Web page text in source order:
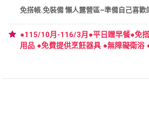
免搭帳.免裝備 懶人露營區~準備自己喜歡
●115/10月-116/3月●平日贈早餐●免
用品 ●免費提供烹飪器具 ●無障礙衛浴